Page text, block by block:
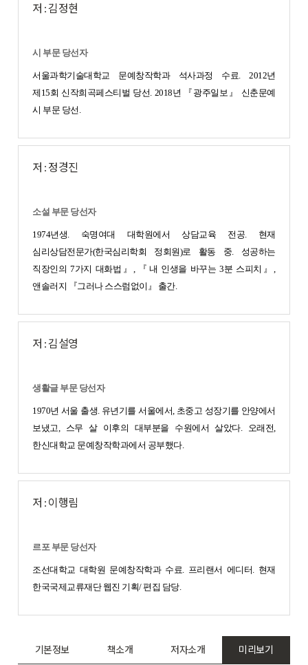
저 : 김정현
시 부문 당선자
서울과학기술대학교 문예창작학과 석사과정 수료. 2012년
제15회 신작희곡페스티벌 당선. 2018년 『광주일보』 신춘문예
시 부문 당선.
저 : 정경진
소설 부문 당선자
1974년생. 숙명여대 대학원에서 상담교육 전공. 현재
심리상담전문가(한국심리학회 정회원)로 활동 중. 성공하는
직장인의 7가지 대화법』, 『내 인생을 바꾸는 3분 스피치』,
앤솔러지 『그러나 스스럼없이』 출간.
저 : 김설영
생활글 부문 당선자
1970년 서울 출생. 유년기를 서울에서, 초중고 성장기를 안양에서
보냈고, 스무 살 이후의 대부분을 수원에서 살았다. 오래전,
한신대학교 문예창작학과에서 공부했다.
저 : 이행림
르포 부문 당선자
조선대학교 대학원 문예창작학과 수료. 프리랜서 에디터. 현재
한국국제교류재단 웹진 기획/ 편집 담당.
기본정보 책소개 저자소개 미리보기